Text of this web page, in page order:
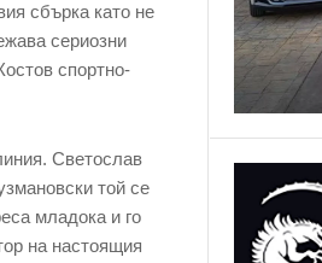
сбърка като не
сериозни
спортно-
Светослав
той се
младока и го
на настоящия